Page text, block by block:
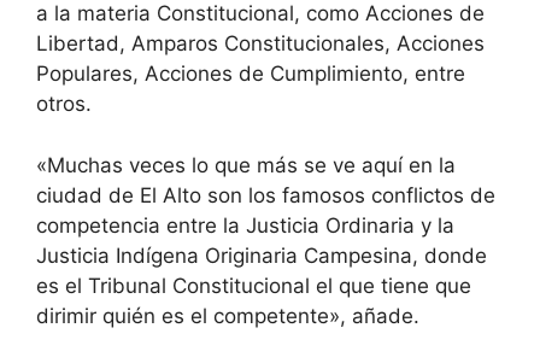
a la materia Constitucional, como Acciones de
Libertad, Amparos Constitucionales, Acciones
Populares, Acciones de Cumplimiento, entre
otros.
«Muchas veces lo que más se ve aquí en la
ciudad de El Alto son los famosos conflictos de
competencia entre la Justicia Ordinaria y la
Justicia Indígena Originaria Campesina, donde
es el Tribunal Constitucional el que tiene que
dirimir quién es el competente», añade.